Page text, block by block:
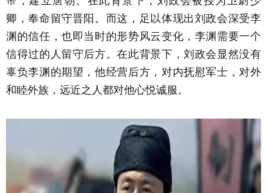
卿，奉命留守晋阳。而这，足以体现出刘政会深受李
渊的信任，也即当时的形势风云变化，李渊需要一个
信得过的人留守后方。在此背景下，刘政会显然没有
辜负李渊的期望，他经营后方，对内抚慰军士，对外
和睦外族，远近之人都对他心悦诚服。